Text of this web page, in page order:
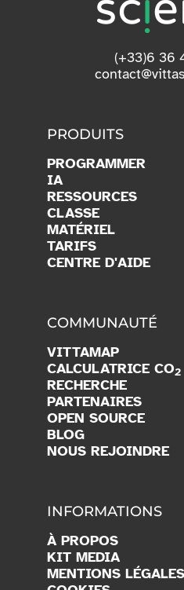
(+33)6 36
PRODUITS
PROGRAMMER
IA
RESSOURCES
CLASSE
MATÉRIEL
TARIFS
CENTRE D'AIDE
COMMUNAUTÉ
VITTAMAP
CALCULATRICE CO2
RECHERCHE
PARTENAIRES
OPEN SOURCE
BLOG
NOUS REJOINDRE
INFORMATIONS
À PROPOS
KIT MEDIA
MENTIONS LÉGALES